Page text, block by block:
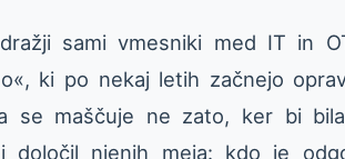
sami vmesniki med IT in
ki po nekaj letih začnejo
se maščuje ne zato, ker bi
določil njenih meja: kdo je